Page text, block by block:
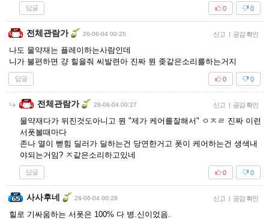
답글 0
0
전체관람가 26-06-04 00:25 신고 | 공감 확인
나도 물약재는 플레이하는사람인데
니가 불편하면 걍 힐을줘 씨발련아 진짜 뭔 좆같은소리를하는거지
답글 0
0
전체관람가 26-06-04 00:27 신고 | 공감 확인
물약재다가 뒤진것도아니고 뭔 "제가 케어를잘해서" ㅇㅈㄹ 진짜 이런
서폿볼때마다
존나 열이 뻗힘 딜러가 딜하는건 당연한거고 폿이 케어하는건 생색내
야되는거임? ㅈ같은소리하고있네
답글 0
0
사사후네 26-06-04 00:28 신고 | 공감 확인
힐로 기싸움하는 서폿은 100% 다 병.신이었음.